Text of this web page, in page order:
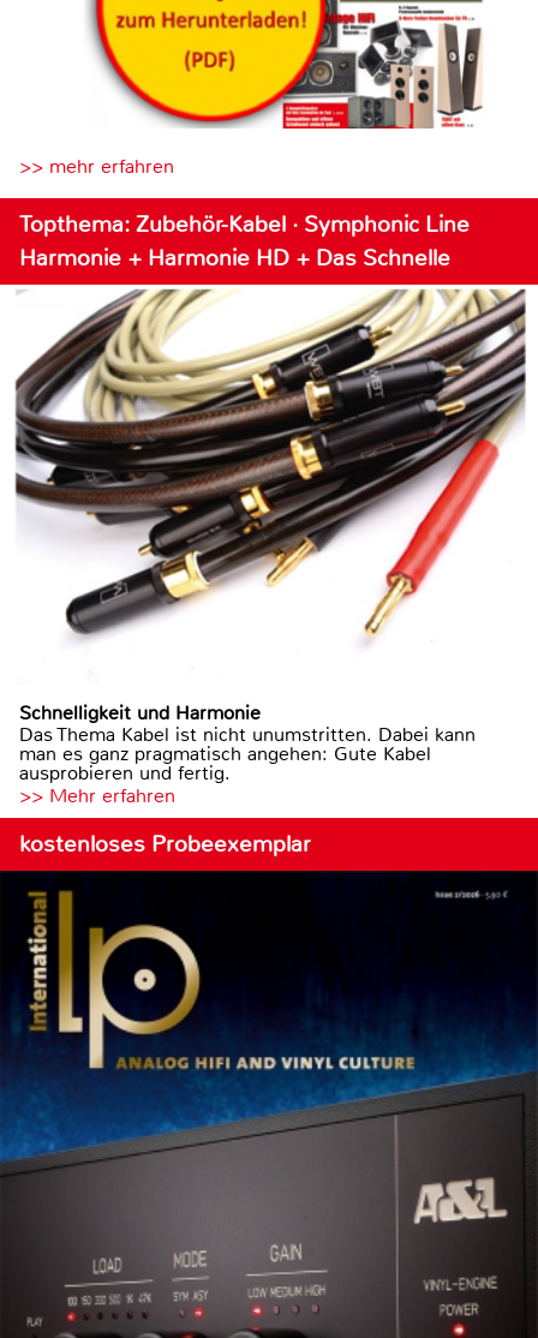
>> mehr erfahren
Topthema: Zubehör-Kabel · Symphonic Line
Harmonie + Harmonie HD + Das Schnelle
Schnelligkeit und Harmonie
Das Thema Kabel ist nicht unumstritten. Dabei kann
man es ganz pragmatisch angehen: Gute Kabel
ausprobieren und fertig.
>> Mehr erfahren
kostenloses Probeexemplar